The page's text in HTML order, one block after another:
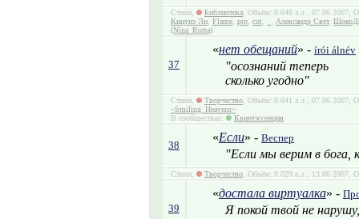
Стихи, Библиотека , Объём: 0.048 а.л., 07 06 2007,
Кицунэ Ли Flame pro cut Александр Свет,
(Nina_Rotta)
37
«нет обещаний» - írói álnév
"осознаний теперь
сколько угодно"
Стихи, Творчество , Объём: 0.041 а.л., 07 06 2007,
~Smiling_Heavens~
В сообществах:
Квинтэссенция
38
«Если» - Веспер
"Если мы верим в бога,
Стихи, Творчество , Объём: 0.029 а.л., 13 06 2007,
39
«достала виртуалка» -
Я покой твой не